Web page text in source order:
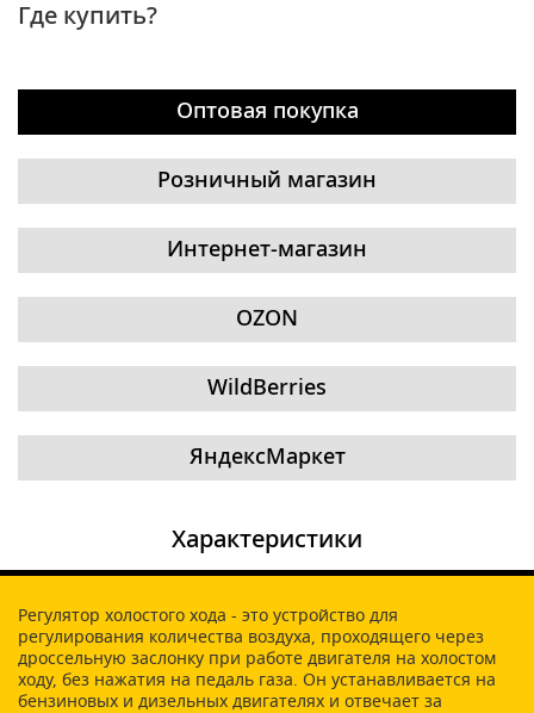
Где купить?
Оптовая покупка
Розничный магазин
Интернет-магазин
OZON
WildBerries
ЯндексМаркет
Характеристики
Регулятор холостого хода - это устройство для
регулирования количества воздуха, проходящего через
дроссельную заслонку при работе двигателя на холостом
ходу, без нажатия на педаль газа. Он устанавливается на
бензиновых и дизельных двигателях и отвечает за